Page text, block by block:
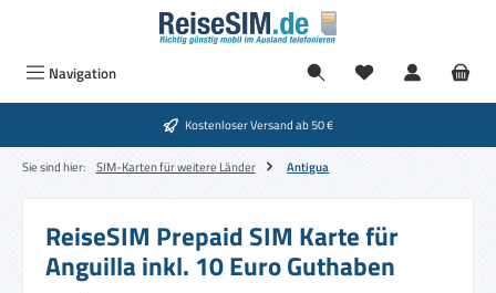
Zum Hauptinhalt springen
Navigation
Kostenloser Versand ab 50 €
Sie sind hier: SIM-Karten für weitere Länder Antigua
ReiseSIM Prepaid SIM Karte für
Anguilla inkl. 10 Euro Guthaben